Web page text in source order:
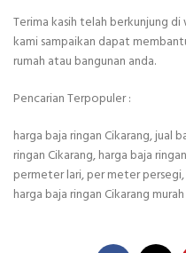
Terima kasih telah berkunjung
kami sampaikan dapat
rumah atau bangunan anda.
Pencarian Terpopuler :
harga baja ringan Cikarang, jual
ringan Cikarang, harga baja
permeter lari, per meter
harga baja ringan Cikarang